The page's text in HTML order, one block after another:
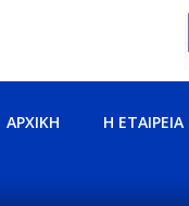
ΑΡΧΙΚΉ Η ΕΤΑΙΡΕΊΑ